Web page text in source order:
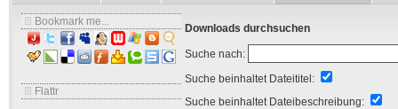
Bookmark me...
Flattr
Downloads durchsuchen
Suche nach:
Suche beinhaltet Dateititel:
Suche beinhaltet Dateibeschreibung: